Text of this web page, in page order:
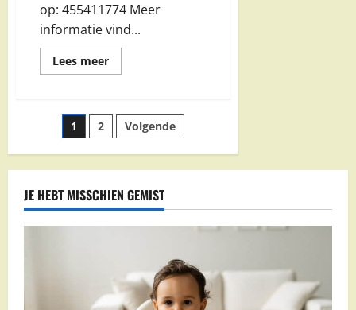
op: 455411774 Meer
informatie vind...
Lees meerLees
meer
in
Heerlen
Berichten
paginering
1 2 Volgende
JE HEBT MISSCHIEN GEMIST